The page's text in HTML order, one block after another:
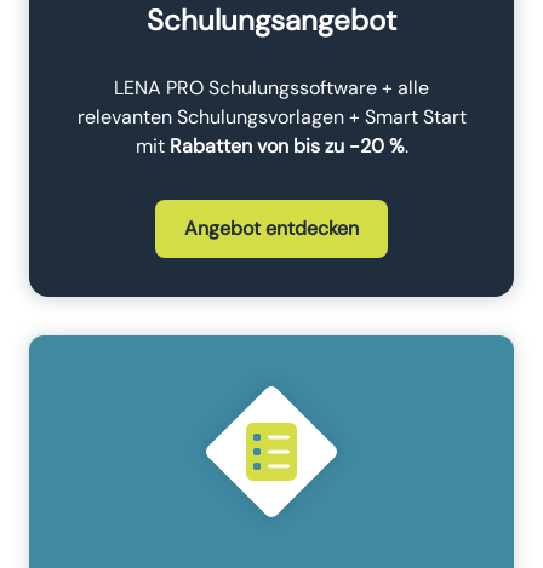
Schulungsangebot
LENA PRO Schulungssoftware + alle
relevanten Schulungsvorlagen + Smart Start
mit Rabatten von bis zu -20 %.
Angebot entdecken